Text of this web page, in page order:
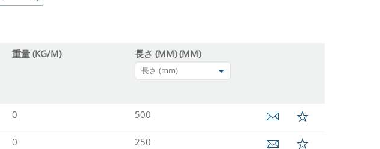
重量 (KG/M) 長さ (MM) (MM)
長さ (mm)
0 500
0 250